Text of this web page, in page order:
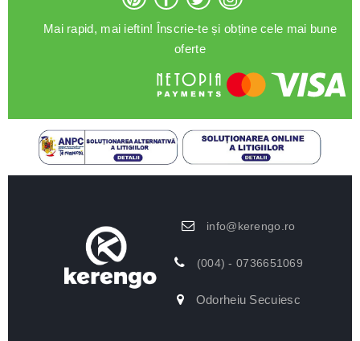
Mai rapid, mai ieftin! Înscrie-te și obține cele mai bune
oferte
info@kerengo.ro
(004) - 0736651069
Odorheiu Secuiesc